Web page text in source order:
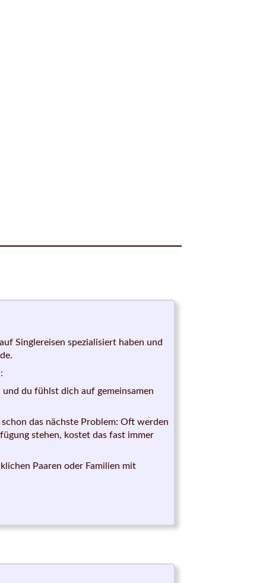
Singlereisen spezialisiert haben und
du fühlst dich auf gemeinsamen
das nächste Problem: Oft werden
stehen, kostet das fast immer
Paaren oder Familien mit